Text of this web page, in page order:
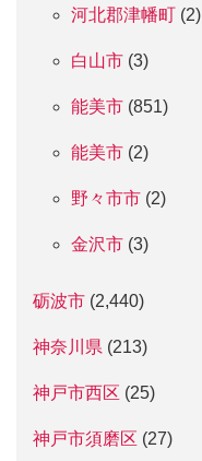
河北郡津幡町 (2)
白山市 (3)
能美市 (851)
能美市 (2)
野々市市 (2)
金沢市 (3)
砺波市 (2,440)
神奈川県 (213)
神戸市西区 (25)
神戸市須磨区 (27)